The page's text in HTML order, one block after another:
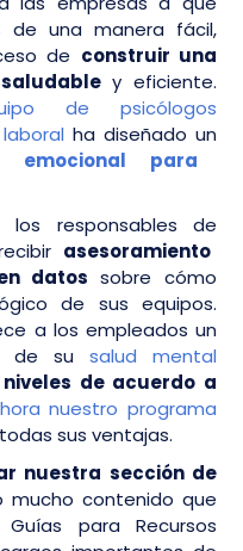
de una manera fácil,
de construir una
y eficiente.
de psicólogos
ha diseñado un
emocional para
responsables de
asesoramiento
datossobre cómo
de sus equipos.
a los empleados un
de su salud mental
de acuerdo a
nuestro programa
sus ventajas.
nuestra sección de
mucho contenido que
para Recursos